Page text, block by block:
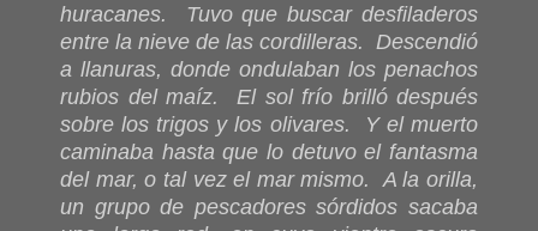
huracanes. Tuvo que buscar desfiladeros
entre la nieve de las cordilleras. Descendió
a llanuras, donde ondulaban los penachos
rubios del maíz. El sol frío brilló después
sobre los trigos y los olivares. Y el muerto
caminaba hasta que lo detuvo el fantasma
del mar, o tal vez el mar mismo. A la orilla,
un grupo de pescadores sórdidos sacaba